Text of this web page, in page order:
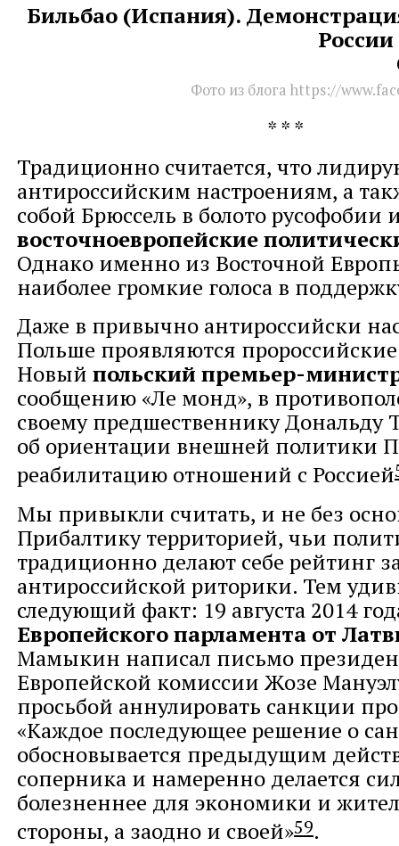
Бильбао (Испания).
Фото из блога https://
* * *
Традиционно считается, что
антироссийским настроениям, а
собой Брюссель в болото русофобии
восточноевропейские
Однако именно из Восточной
наиболее громкие голоса в
Даже в привычно антироссийски
Польше проявляются
Новый польский премьер-
сообщению «Ле монд», в
своему предшественнику Дональду
об ориентации внешней политики
реабилитацию отношений с Россией
Мы привыкли считать, и не без
Прибалтику территорией, чьи
традиционно делают себе рейтинг
антироссийской риторики. Тем
следующий факт: 19 августа 2014
Европейского парламента от
Мамыкин написал письмо
Европейской комиссии Жозе
просьбой аннулировать санкции
«Каждое последующее решение о
обосновывается предыдущим
соперника и намеренно делается
болезненнее для экономики и
стороны, а заодно и своей»59.